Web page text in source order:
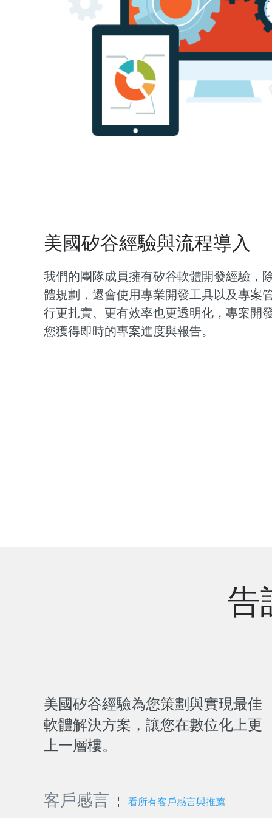
美國矽谷經驗與流程導入
我們的團隊成員擁有矽谷軟體開發經驗，
體規劃，還會使用專業開發工具以及專案
行更扎實、更有效率也更透明化，專案開
您獲得即時的專案進度與報告。
告
美國矽谷經驗為您策劃與實現最佳
軟體解決方案，讓您在數位化上更
上一層樓。
客戶感言 看所有客戶感言與推薦